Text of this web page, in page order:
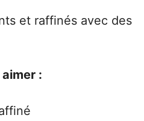
et raffinés avec des
: